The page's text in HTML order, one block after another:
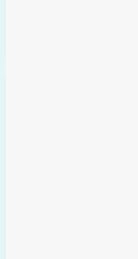
Cần bán 69,75m2
Cần bán